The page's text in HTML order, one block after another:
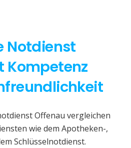
Notdienst
Kompetenz
Offenau vergleichen
wie dem Apotheken-,
Schlüsselnotdienst.